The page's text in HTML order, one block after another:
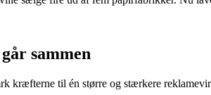
sammen
kræfterne til én større og stærkere